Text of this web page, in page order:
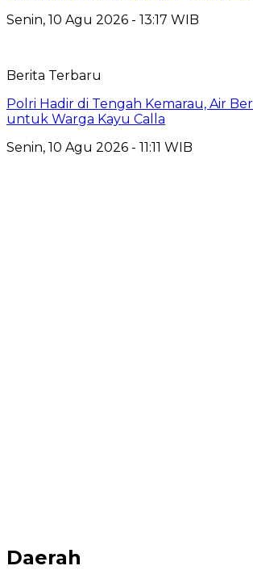
Senin, 10 Agu 2026 - 13:17 WIB
Berita Terbaru
Polri Hadir di Tengah Kemarau, Air
untuk Warga Kayu Calla
Senin, 10 Agu 2026 - 11:11 WIB
Daerah